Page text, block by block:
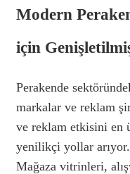
Modern
için
Perakende
markalar ve reklam
ve reklam etkisini en
yenilikçi yollar arıyor.
Mağaza vitrinleri,